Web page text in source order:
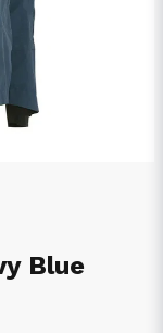
Blue